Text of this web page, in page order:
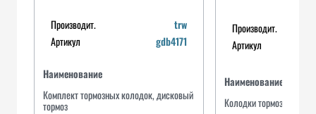
Производит.
trw
Артикул
gdb4171
Наименование
Комплект тормозных колодок, дисковый
тормоз
Производит.
Артикул
Наименование
Колодки тормозные